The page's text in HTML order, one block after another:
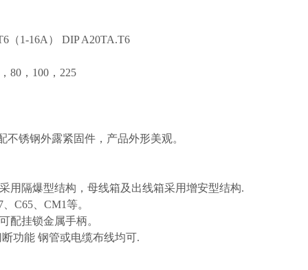
（1-16A） DIP A20TA.T6
80，100，225
锈钢外露紧固件，产品外形美观。
隔爆型结构，母线箱及出线箱采用增安型结构.
C65、CM1等。
挂锁金属手柄。
功能 钢管或电缆布线均可.